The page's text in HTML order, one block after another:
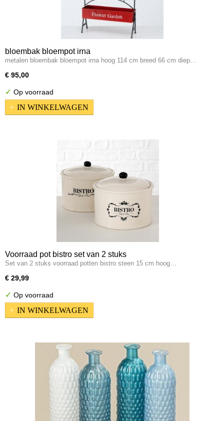
bloembak bloempot irna
metalen bloembak bloempot irna hoog 114 cm breed 66 cm diep…
€ 95,00
✓ Op voorraad
IN WINKELWAGEN
Voorraad pot bistro set van 2 stuks
Set van 2 stuks voorraad potten bistro steen 15 cm hoog…
€ 29,99
✓ Op voorraad
IN WINKELWAGEN